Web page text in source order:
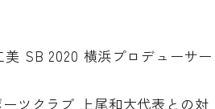
SB 2020 横浜プロデューサー
ツクラブ 上尾和大代表との対